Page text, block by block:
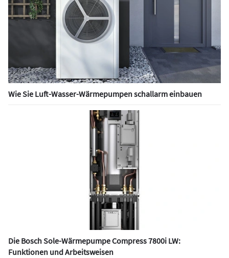
Wie Sie Luft-Wasser-Wärmepumpen schallarm einbauen
Die Bosch Sole-Wärmepumpe Compress 7800i LW:
Funktionen und Arbeitsweisen